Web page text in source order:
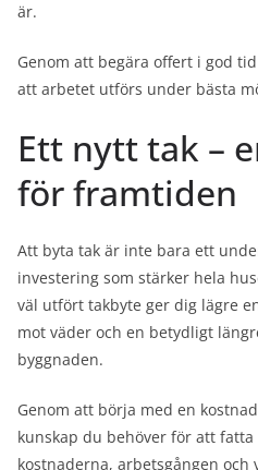
är.
Genom att begära offert i god
att arbetet utförs under bästa
Ett nytt tak –
för framtiden
Att byta tak är inte bara ett
investering som stärker hela
väl utfört takbyte ger dig lägre
mot väder och en betydligt
byggnaden.
Genom att börja med en
kunskap du behöver för att
kostnaderna, arbetsgången och